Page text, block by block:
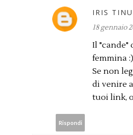
IRIS
18 gennaio
Il "cande"
femmina :)
Se non
di venire
tuoi link,
Rispondi